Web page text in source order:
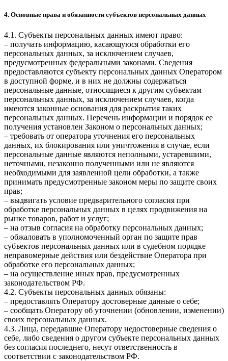
4. Основные права и обязанности субъектов персональных данных
4.1. Субъекты персональных данных имеют право:
– получать информацию, касающуюся обработки его
персональных данных, за исключением случаев,
предусмотренных федеральными законами. Сведения
предоставляются субъекту персональных данных Оператором
в доступной форме, и в них не должны содержаться
персональные данные, относящиеся к другим субъектам
персональных данных, за исключением случаев, когда
имеются законные основания для раскрытия таких
персональных данных. Перечень информации и порядок ее
получения установлен Законом о персональных данных;
– требовать от оператора уточнения его персональных
данных, их блокирования или уничтожения в случае, если
персональные данные являются неполными, устаревшими,
неточными, незаконно полученными или не являются
необходимыми для заявленной цели обработки, а также
принимать предусмотренные законом меры по защите своих
прав;
– выдвигать условие предварительного согласия при
обработке персональных данных в целях продвижения на
рынке товаров, работ и услуг;
– на отзыв согласия на обработку персональных данных;
– обжаловать в уполномоченный орган по защите прав
субъектов персональных данных или в судебном порядке
неправомерные действия или бездействие Оператора при
обработке его персональных данных;
– на осуществление иных прав, предусмотренных
законодательством РФ.
4.2. Субъекты персональных данных обязаны:
– предоставлять Оператору достоверные данные о себе;
– сообщать Оператору об уточнении (обновлении, изменении)
своих персональных данных.
4.3. Лица, передавшие Оператору недостоверные сведения о
себе, либо сведения о другом субъекте персональных данных
без согласия последнего, несут ответственность в
соответствии с законодательством РФ.